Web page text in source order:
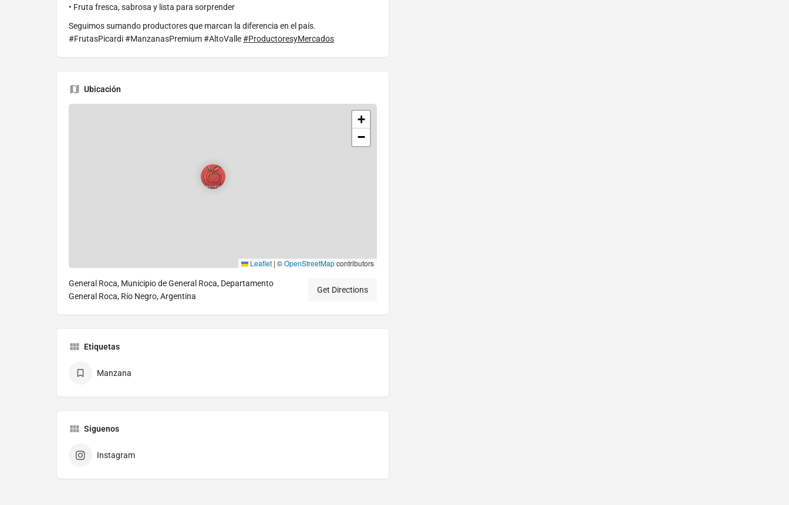
• Fruta fresca, sabrosa y lista para sorprender
Seguimos sumando productores que marcan la diferencia en el país.
#FrutasPicardi #ManzanasPremium #AltoValle#ProductoresyMercados
Ubicación
+
−
Leaflet | ©OpenStreetMapcontributors
General Roca, Municipio de General Roca, Departamento
General Roca, Río Negro, Argentina
Get Directions
Etiquetas
Manzana
Siguenos
Instagram